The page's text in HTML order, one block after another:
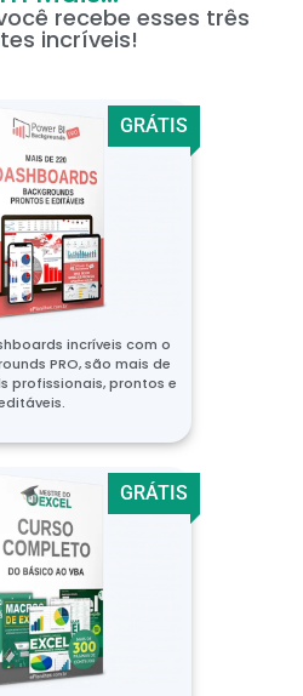
recebe esses três
incríveis!
GRÁTIS
incríveis com o
PRO, são mais de
profissionais, prontos e
GRÁTIS